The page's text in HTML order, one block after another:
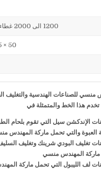
1200 الى 2000 غطاء فى الساعة
50 × 65 × 75 سم
منسي للصناعات الهندسية والتغليف
تخدم هذا الخط والمتمثلة في
الإندكشن سيل التي تقوم بلحام
العبوة والتي تحمل ماركة المهندس
تغليف البودي شرينك وتغليف
المهندس منسي
لف الليبول التي تحمل ماركة